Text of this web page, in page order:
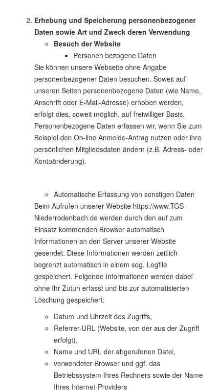
Erhebung und Speicherung personenbezogener
Daten sowie Art und Zweck deren Verwendung
Besuch der Website
Personen bezogene Daten
Sie können unsere Webseite ohne Angabe
personenbezogener Daten besuchen. Soweit auf
unseren Seiten personenbezogene Daten (wie Name,
Anschrift oder E-Mail-Adresse) erhoben werden,
erfolgt dies, soweit möglich, auf freiwilliger Basis.
Personenbezogene Daten erfassen wir, wenn Sie zum
Beispiel den On-line Anmelde-Antrag nutzen oder ihre
persönlichen Mitgliedsdaten ändern (z.B. Adress- oder
Kontoänderung).
Automatische Erfassung von sonstigen Daten
Beim Aufrufen unserer Website https://www.TGS-
Niederrodenbach.de werden durch den auf zum
Einsatz kommenden Browser automatisch
Informationen an den Server unserer Website
gesendet. Diese Informationen werden zeitlich
begrenzt automatisch in einem sog. Logfile
gespeichert. Folgende Informationen werden dabei
ohne Ihr Zutun erfasst und bis zur automatisierten
Löschung gespeichert:
Datum und Uhrzeit des Zugriffs,
Referrer-URL (Website, von der aus der Zugriff
erfolgt),
Name und URL der abgerufenen Datei,
verwendeter Browser und ggf. das
Betriebssystem Ihres Rechners sowie der Name
Ihres Internet-Providers